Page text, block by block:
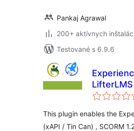
Pankaj Agrawal
200+ aktívnych
Testované s 6.9.6
This plugin enables the
(xAPI / Tin Can) , SCORM